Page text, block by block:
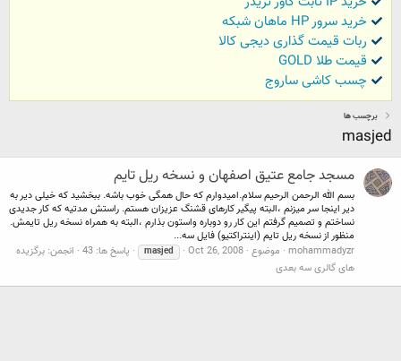
خرید سرور HP ماهان شبکه
ربات قیمت گذاری دیجی کالا
قیمت طلا GOLD
چسب کاشی ساروج
برچسب ها
masjed
مسجد جامع عتیق اصفهان و نسخه ریل تایم
بسم الله الرحمن الرحیم سلام.امیدوارم که حال همگی خوب باشه. ببخشید که خیلی دیر به
دیر اینجا سر میزنم ،البته پیگیر کارهای قشنگ عزیزان هستم. راستش مدتیه که کار جدیدی
نساختم و تصمیم گرفتم این کار رو دوباره واستون بذارم ،البته به همراه نسخه ریل تایمش.
منظور از نسخه ریل تایم (اینتراکتیو) فایل سه...
mohammadyzr موضوع Oct 26, 2008
masjed پاسخ ها: 43 انجمن: برگزیده
های گالری سه بعدی